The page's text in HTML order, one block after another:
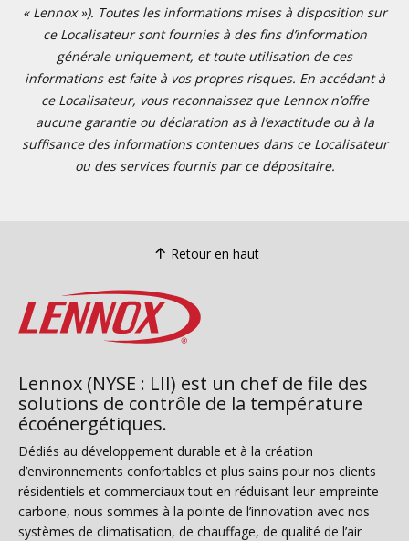
« Lennox »). Toutes les informations mises à disposition sur
ce Localisateur sont fournies à des fins d’information
générale uniquement, et toute utilisation de ces
informations est faite à vos propres risques. En accédant à
ce Localisateur, vous reconnaissez que Lennox n’offre
aucune garantie ou déclaration as à l’exactitude ou à la
suffisance des informations contenues dans ce Localisateur
ou des services fournis par ce dépositaire.
Retour en haut
Lennox (NYSE : LII) est un chef de file des
solutions de contrôle de la température
écoénergétiques.
Dédiés au développement durable et à la création
d’environnements confortables et plus sains pour nos clients
résidentiels et commerciaux tout en réduisant leur empreinte
carbone, nous sommes à la pointe de l’innovation avec nos
systèmes de climatisation, de chauffage, de qualité de l’air